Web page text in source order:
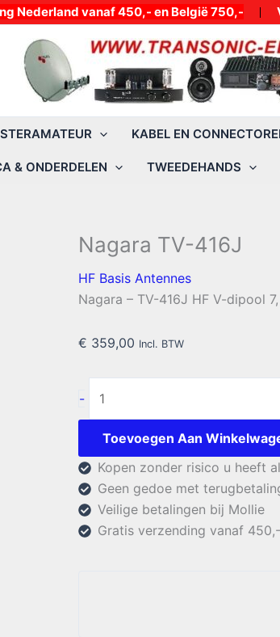
vanaf 450,- en België 750,-
KABEL EN
& ONDERDELEN TWEEDEHANDS
Nagara TV-416J
HF Basis Antennes
Nagara – TV-416J HF V-dipool
€ 359,00 Incl. BTW
-
TV-
416J
Toevoegen Aan
Kopen zonder risico u heeft
Geen gedoe met
Veilige betalingen bij Mollie
Gratis verzending vanaf